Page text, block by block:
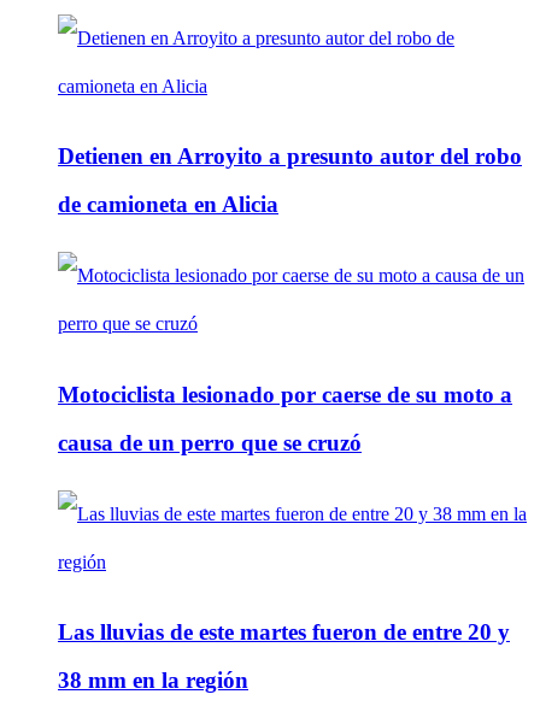
Detienen en Arroyito a presunto autor del robo
de camioneta en Alicia
Motociclista lesionado por caerse de su moto a
causa de un perro que se cruzó
Las lluvias de este martes fueron de entre 20 y
38 mm en la región